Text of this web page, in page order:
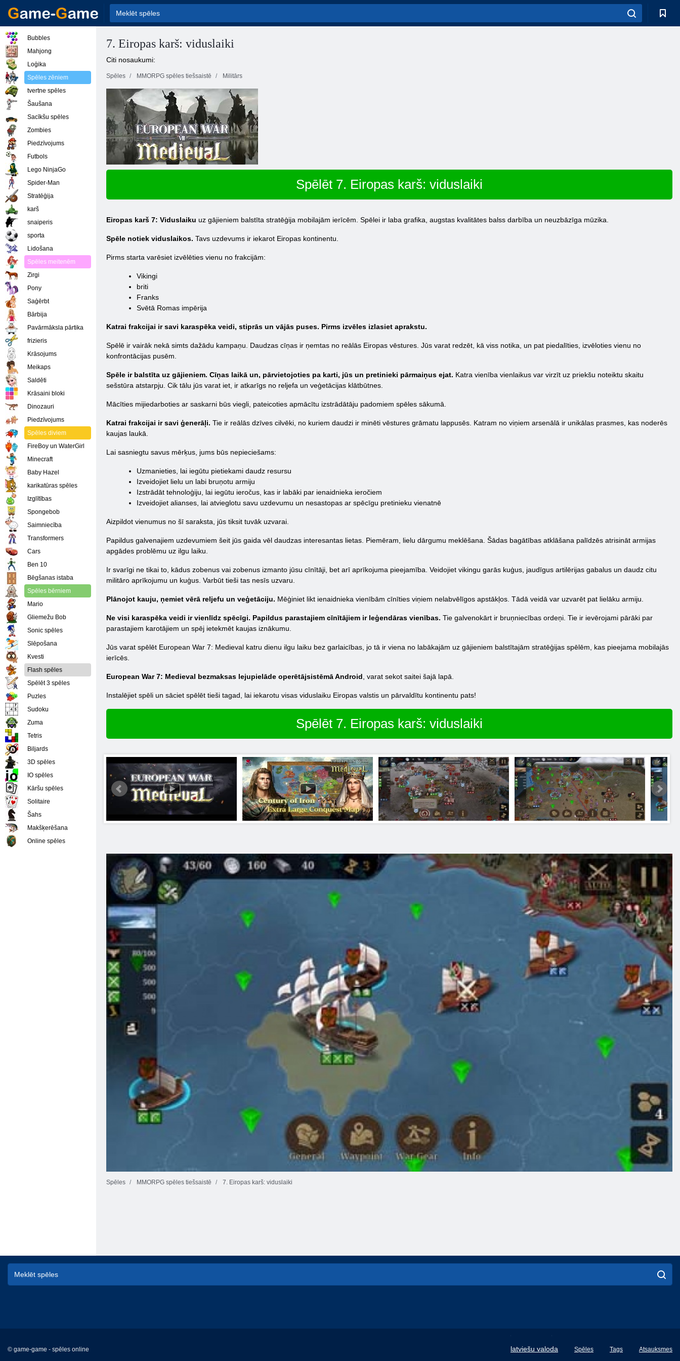
7. Eiropas karš: viduslaiki
Citi nosaukumi:
Spēles MMORPG spēles tiešsaistē Militārs
Spēlēt 7. Eiropas karš: viduslaiki
Eiropas karš 7: Viduslaiku uz gājieniem balstīta stratēģija mobilajām ierīcēm. Spēlei ir laba grafika, augstas kvalitātes balss darbība un neuzbāzīga mūzika.
Spēle notiek viduslaikos. Tavs uzdevums ir iekarot Eiropas kontinentu.
Pirms starta varēsiet izvēlēties vienu no frakcijām:
Vikingi
briti
Franks
Svētā Romas impērija
Katrai frakcijai ir savi karaspēka veidi, stiprās un vājās puses. Pirms izvēles izlasiet aprakstu.
Spēlē ir vairāk nekā simts dažādu kampaņu. Daudzas cīņas ir ņemtas no reālās Eiropas vēstures. Jūs varat redzēt, kā viss notika, un pat piedalīties, izvēloties vienu no
konfrontācijas pusēm.
Spēle ir balstīta uz gājieniem. Cīņas laikā un, pārvietojoties pa karti, jūs un pretinieki pārmaiņus ejat. Katra vienība vienlaikus var virzīt uz priekšu noteiktu skaitu
sešstūra atstarpju. Cik tālu jūs varat iet, ir atkarīgs no reljefa un veģetācijas klātbūtnes.
Mācīties mijiedarboties ar saskarni būs viegli, pateicoties apmācītu izstrādātāju padomiem spēles sākumā.
Katrai frakcijai ir savi ģenerāļi. Tie ir reālās dzīves cilvēki, no kuriem daudzi ir minēti vēstures grāmatu lappusēs. Katram no viņiem arsenālā ir unikālas prasmes, kas noderēs
kaujas laukā.
Lai sasniegtu savus mērķus, jums būs nepieciešams:
Uzmanieties, lai iegūtu pietiekami daudz resursu
Izveidojiet lielu un labi bruņotu armiju
Izstrādāt tehnoloģiju, lai iegūtu ieročus, kas ir labāki par ienaidnieka ieročiem
Izveidojiet alianses, lai atvieglotu savu uzdevumu un nesastopas ar spēcīgu pretinieku vienatnē
Aizpildot vienumus no šī saraksta, jūs tiksit tuvāk uzvarai.
Papildus galvenajiem uzdevumiem šeit jūs gaida vēl daudzas interesantas lietas. Piemēram, lielu dārgumu meklēšana. Šādas bagātības atklāšana palīdzēs atrisināt armijas
apgādes problēmu uz ilgu laiku.
Ir svarīgi ne tikai to, kādus zobenus vai zobenus izmanto jūsu cīnītāji, bet arī aprīkojuma pieejamība. Veidojiet vikingu garās kuģus, jaudīgus artilērijas gabalus un daudz citu
militāro aprīkojumu un kuģus. Varbūt tieši tas nesīs uzvaru.
Plānojot kauju, ņemiet vērā reljefu un veģetāciju. Mēģiniet likt ienaidnieka vienībām cīnīties viņiem nelabvēlīgos apstākļos. Tādā veidā var uzvarēt pat lielāku armiju.
Ne visi karaspēka veidi ir vienlīdz spēcīgi. Papildus parastajiem cīnītājiem ir leģendāras vienības. Tie galvenokārt ir bruņniecības ordeņi. Tie ir ievērojami pārāki par
parastajiem karotājiem un spēj ietekmēt kaujas iznākumu.
Jūs varat spēlēt European War 7: Medieval katru dienu ilgu laiku bez garlaicības, jo tā ir viena no labākajām uz gājieniem balstītajām stratēģijas spēlēm, kas pieejama mobilajās
ierīcēs.
European War 7: Medieval bezmaksas lejupielāde operētājsistēmā Android , varat sekot saitei šajā lapā.
Instalējiet spēli un sāciet spēlēt tieši tagad, lai iekarotu visas viduslaiku Eiropas valstis un pārvaldītu kontinentu pats!
Spēlēt 7. Eiropas karš: viduslaiki
Spēles MMORPG spēles tiešsaistē 7. Eiropas karš: viduslaiki
Bubbles
Mahjong
Loģika
Spēles zēniem
tvertne spēles
Šaušana
Sacīkšu spēles
Zombies
Piedzīvojums
Futbols
Lego NinjaGo
Spider-Man
Stratēģija
karš
snaiperis
sporta
Lidošana
Spēles meitenēm
Zirgi
Pony
Saģērbt
Bārbija
Pavārmāksla pārtika
frizieris
Krāsojums
Meikaps
Saldēti
Krāsaini bloki
Dinozauri
Piedzīvojums
Spēles diviem
FireBoy un WaterGirl
Minecraft
Baby Hazel
karikatūras spēles
Izglītības
Spongebob
Saimniecība
Transformers
Cars
Ben 10
Bēgšanas istaba
Spēles bērniem
Mario
Gliemežu Bob
Sonic spēles
Slēpošana
Kvesti
Flash spēles
Spēlēt 3 spēles
Puzles
Sudoku
Zuma
Tetris
Biljards
3D spēles
IO spēles
Kāršu spēles
Solitaire
Šahs
Makšķerēšana
Online spēles
© game-game - spēles online latviešu valoda
English
Spēles Tags Atsauksmes